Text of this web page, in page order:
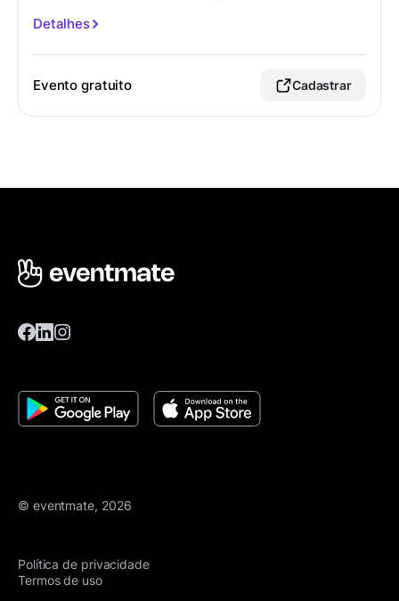
Detalhes
Evento gratuito Cadastrar
© eventmate, 2026
Política de privacidade
Termos de uso